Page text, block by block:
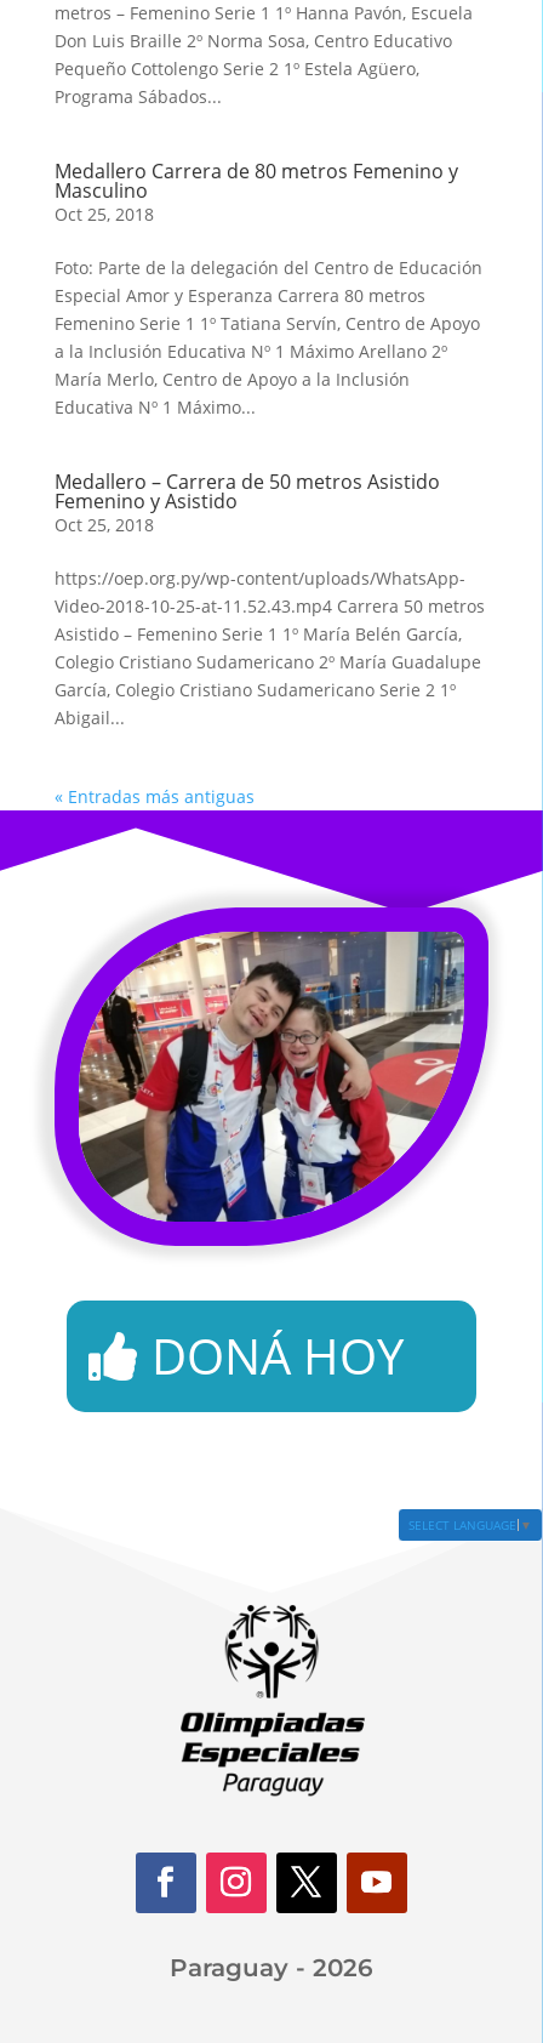
metros – Femenino Serie 1 1º Hanna Pavón, Escuela
Don Luis Braille 2º Norma Sosa, Centro Educativo
Pequeño Cottolengo Serie 2 1º Estela Agüero,
Programa Sábados...
Medallero Carrera de 80 metros Femenino y
Masculino
Oct 25, 2018
Foto: Parte de la delegación del Centro de Educación
Especial Amor y Esperanza Carrera 80 metros
Femenino Serie 1 1º Tatiana Servín, Centro de Apoyo
a la Inclusión Educativa Nº 1 Máximo Arellano 2º
María Merlo, Centro de Apoyo a la Inclusión
Educativa Nº 1 Máximo...
Medallero – Carrera de 50 metros Asistido
Femenino y Asistido
Oct 25, 2018
https://oep.org.py/wp-content/uploads/WhatsApp-
Video-2018-10-25-at-11.52.43.mp4 Carrera 50 metros
Asistido – Femenino Serie 1 1º María Belén García,
Colegio Cristiano Sudamericano 2º María Guadalupe
García, Colegio Cristiano Sudamericano Serie 2 1º
Abigail...
« Entradas más antiguas
DONÁ HOY
SELECT LANGUAGE ▼
Paraguay - 2026